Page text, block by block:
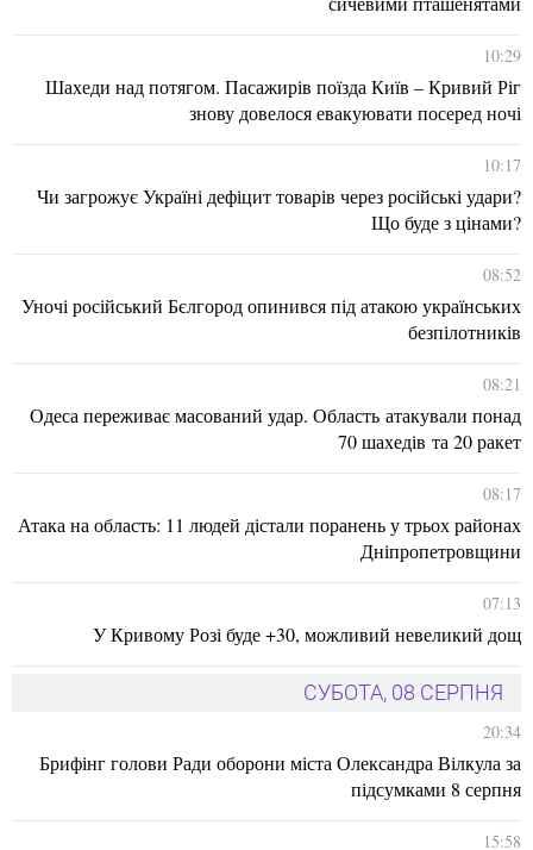
10:29
Шахеди над потягом. Пасажирів поїзда Київ – Кривий Ріг
знову довелося евакуювати посеред ночі
10:17
Чи загрожує Україні дефіцит товарів через російські удари?
Що буде з цінами?
08:52
Уночі російський Бєлгород опинився під атакою українських
безпілотників
08:21
Одеса переживає масований удар. Область атакували понад
70 шахедів та 20 ракет
08:17
Атака на область: 11 людей дістали поранень у трьох районах
Дніпропетровщини
07:13
У Кривому Розі буде +30, можливий невеликий дощ
СУБОТА, 08 СЕРПНЯ
20:34
Брифінг голови Ради оборони міста Олександра Вілкула за
підсумками 8 серпня
15:58